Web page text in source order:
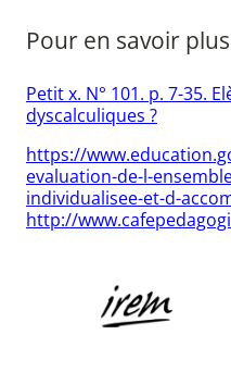
Pour en savoir
Petit x. N° 101. p. 7-35.
dyscalculiques ?
https://
evaluation-de-l-
individualisee-et-d-
http://